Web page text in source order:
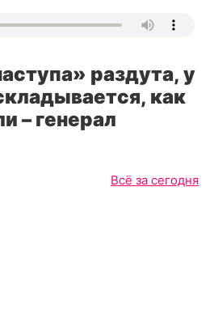
раздута, у
как
– генерал
Всё за сегодня